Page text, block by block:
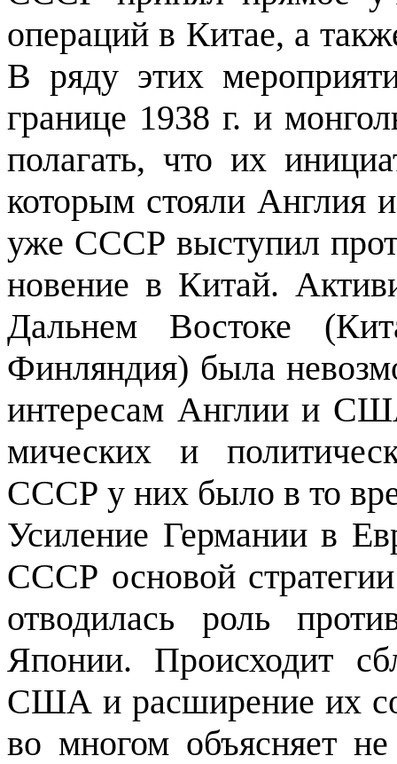
операций в Китае, а
В ряду этих
грани­це 1938 г. и
полагать, что их
которым стояли
уже СССР вы­ступил
новение в Китай.
Дальнем Востоке
Финляндия) была
интересам Англии и
мических и
СССР у них было в то
Усиление Германии в
СССР основой
отводилась роль
Японии. Происходит
США и расширение их
во многом объясняет не